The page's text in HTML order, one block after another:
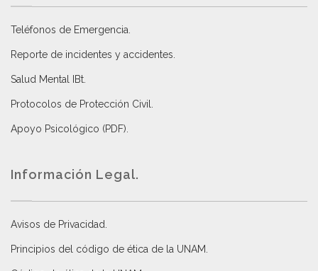
Teléfonos de Emergencia.
Reporte de incidentes y accidentes
Salud Mental IBt
Protocolos de Protección Civil
Apoyo Psicológico (PDF)
Información Legal.
Avisos de Privacidad
Principios del código de ética de la UNAM